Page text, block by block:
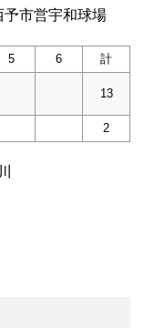
市営宇和球場
5 6
計
13
2